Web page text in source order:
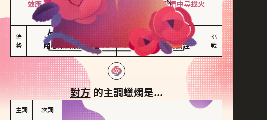
效應，認為每次相遇都是命中註定。傾向在愛情中尋找火
花，經常表達對另一半的愛意和讚美。
優
勢
保持戀愛新鮮感
用心策劃浪漫驚喜
情緒起伏較大
感情中較需要關注
挑
戰
對方的主調蠟燭是...
主調 次調